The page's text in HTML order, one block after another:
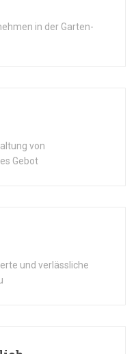
in der Garten-
von
Gebot
und verlässliche